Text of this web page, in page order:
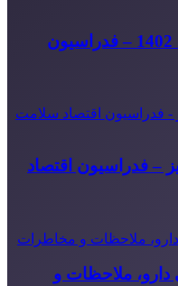
جشنواره امین‌الضرب 1402 – فدراسیون
– فدراسیون اقتصاد
ملاحظات و